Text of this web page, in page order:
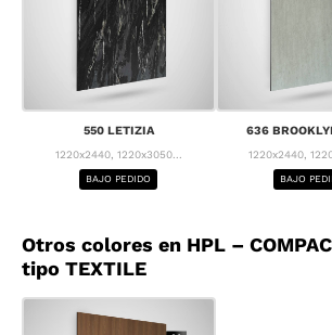
550 LETIZIA
1220x2440, 1220x3050...
BAJO PEDIDO
636
1220x2440,
BAJO
Otros colores en HPL –
tipo TEXTILE